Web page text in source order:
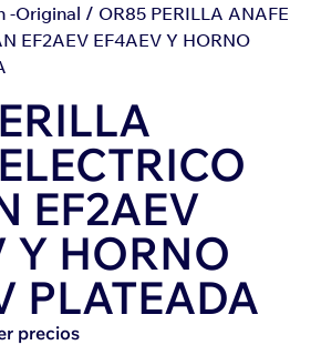
-Original / OR85 PERILLA ANAFE
EF2AEV EF4AEV Y HORNO
EF2AEV
Y HORNO
PLATEADA
precios